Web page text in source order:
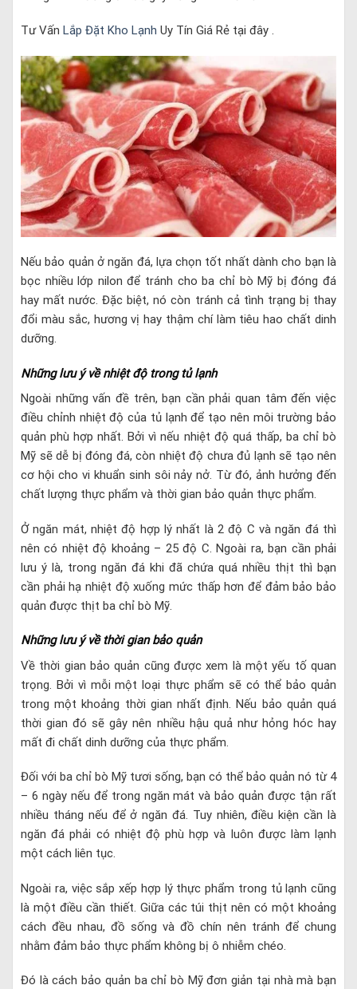
Tư Vấn Lắp Đặt Kho Lạnh Uy Tín Giá Rẻ tại đây .
Nếu bảo quản ở ngăn đá, lựa chọn tốt nhất dành cho bạn là
bọc nhiều lớp nilon để tránh cho ba chỉ bò Mỹ bị đóng đá
hay mất nước. Đặc biệt, nó còn tránh cả tình trạng bị thay
đổi màu sắc, hương vị hay thậm chí làm tiêu hao chất dinh
dưỡng.
Những lưu ý về nhiệt độ trong tủ lạnh
Ngoài những vấn đề trên, bạn cần phải quan tâm đến việc
điều chỉnh nhiệt độ của tủ lạnh để tạo nên môi trường bảo
quản phù hợp nhất. Bởi vì nếu nhiệt độ quá thấp, ba chỉ bò
Mỹ sẽ dễ bị đóng đá, còn nhiệt độ chưa đủ lạnh sẽ tạo nên
cơ hội cho vi khuẩn sinh sôi nảy nở. Từ đó, ảnh hưởng đến
chất lượng thực phẩm và thời gian bảo quản thực phẩm.
Ở ngăn mát, nhiệt độ hợp lý nhất là 2 độ C và ngăn đá thì
nên có nhiệt độ khoảng – 25 độ C. Ngoài ra, bạn cần phải
lưu ý là, trong ngăn đá khi đã chứa quá nhiều thịt thì bạn
cần phải hạ nhiệt độ xuống mức thấp hơn để đảm bảo bảo
quản được thịt ba chỉ bò Mỹ.
Những lưu ý về thời gian bảo quản
Về thời gian bảo quản cũng được xem là một yếu tố quan
trọng. Bởi vì mỗi một loại thực phẩm sẽ có thể bảo quản
trong một khoảng thời gian nhất định. Nếu bảo quản quá
thời gian đó sẽ gây nên nhiều hậu quả như hỏng hóc hay
mất đi chất dinh dưỡng của thực phẩm.
Đối với ba chỉ bò Mỹ tươi sống, bạn có thể bảo quản nó từ 4
– 6 ngày nếu để trong ngăn mát và bảo quản được tận rất
nhiều tháng nếu để ở ngăn đá. Tuy nhiên, điều kiện cần là
ngăn đá phải có nhiệt độ phù hợp và luôn được làm lạnh
một cách liên tục.
Ngoài ra, việc sắp xếp hợp lý thực phẩm trong tủ lạnh cũng
là một điều cần thiết. Giữa các túi thịt nên có một khoảng
cách đều nhau, đồ sống và đồ chín nên tránh để chung
nhằm đảm bảo thực phẩm không bị ô nhiễm chéo.
Đó là cách bảo quản ba chỉ bò Mỹ đơn giản tại nhà mà bạn